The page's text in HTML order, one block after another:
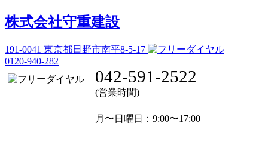
株式会社守重建設
191-0041 東京都日野市南平8-5-17
0120-940-282
042-591-2522
(営業時間)
月〜日曜日 ：9:00〜17:00